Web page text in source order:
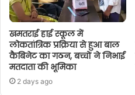
खमतराई हाई स्कूल में
लोकतांत्रिक प्रक्रिया से हुआ बाल
कैबिनेट का गठन, बच्चों ने निभाई
मतदाता की भूमिका
2 days ago